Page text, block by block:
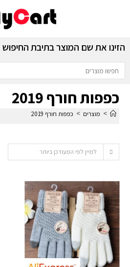
הזינו את שם המוצר בתיבת החיפוש
כפפות חורף 2019
> מוצרים > כפפות חורף 2019
למיין לפי המעודכן ביותר